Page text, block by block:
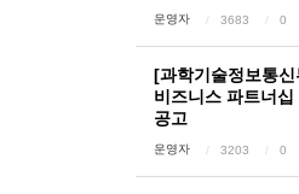
운영자 3683 0
[과학기술정보통
비즈니스 파트너
공고
운영자 3203 0